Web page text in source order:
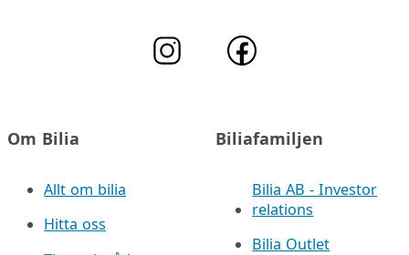
Om Bilia
Allt om bilia
Hitta oss
Biliafamiljen
Bilia AB - Investor
relations
Bilia Outlet